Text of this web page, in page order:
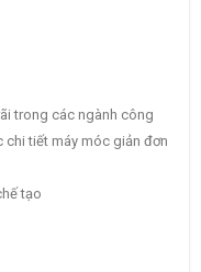
trong các ngành công
tiết máy móc giản đơn
tạo